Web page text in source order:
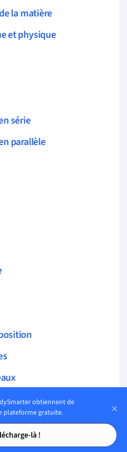
des matières
des matières
la matière
et physique
série
parallèle
obtiennent de
plateforme gratuite.
là !